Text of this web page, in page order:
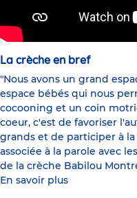
La crèche en bref
"Nous avons un grand
espace bébés qui nous
cocooning et un coin
coeur, c'est de favoriser
grands et de participer à
associée à la parole avec
de la crèche Babilou
En savoir plus